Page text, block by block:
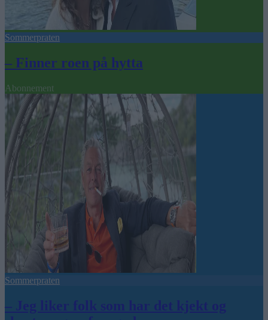
Sommerpraten
– Finner roen på hytta
Abonnement
Sommerpraten
– Jeg liker folk som har det kjekt og